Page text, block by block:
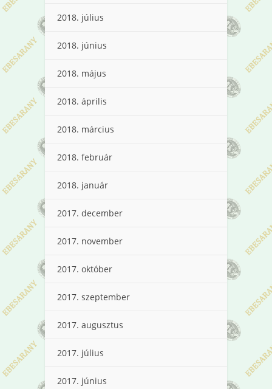
2018. július
2018. június
2018. május
2018. április
2018. március
2018. február
2018. január
2017. december
2017. november
2017. október
2017. szeptember
2017. augusztus
2017. július
2017. június